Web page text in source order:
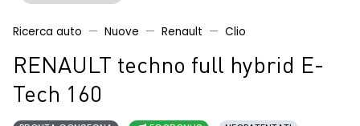
Ricerca auto Nuove Renault Clio
RENAULT techno full hybrid E-
Tech 160